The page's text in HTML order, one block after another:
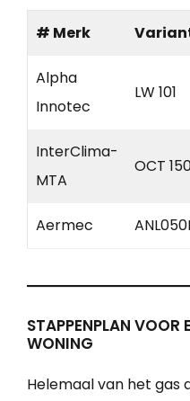
# Merk
Alpha
Innotec
LW 101
InterClima-
MTA
OCT
Aermec
STAPPENPLAN VOOR
WONING
Helemaal van het gas